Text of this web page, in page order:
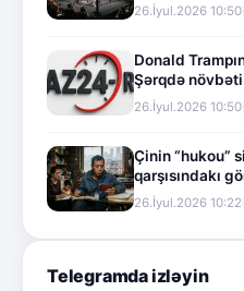
26.İyul.2026 10:50
Donald
Şərqdə
26.İyul.2026 10:50
Çinin “hukou”
qarşısındakı
26.İyul.2026 10:22
Telegramda izləyin